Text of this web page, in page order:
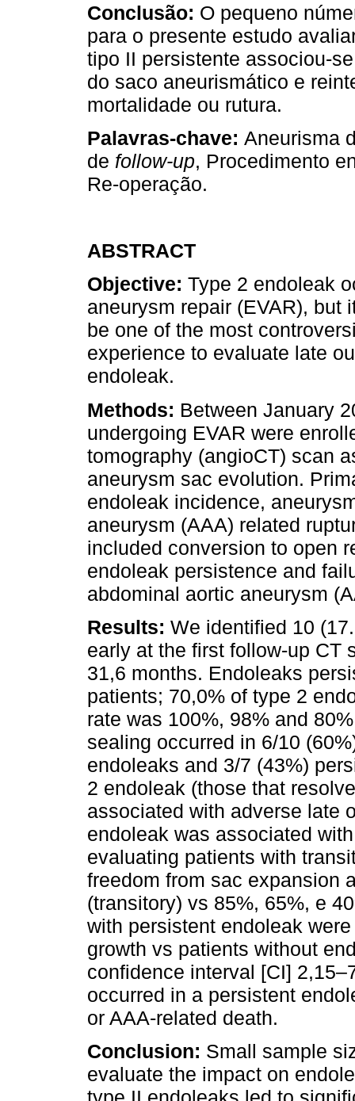
Conclusão: O pequeno
para o presente estudo
tipo II persistente associou-
do saco aneurismático e
mortalidade ou rutura.
Palavras-chave: Aneurisma
de follow-up, Procedimento
Re-operação.
ABSTRACT
Objective: Type 2 endoleak
aneurysm repair (EVAR), but
be one of the most
experience to evaluate late
endoleak.
Methods: Between January
undergoing EVAR were
tomography (angioCT) scan
aneurysm sac evolution.
endoleak incidence,
aneurysm (AAA) related
included conversion to open
endoleak persistence and
abdominal aortic aneurysm
Results: We identified 10
early at the first follow-up CT
31,6 months. Endoleaks
patients; 70,0% of type 2
rate was 100%, 98% and
sealing occurred in 6/10
endoleaks and 3/7 (43%)
2 endoleak (those that
associated with adverse late
endoleak was associated
evaluating patients with
freedom from sac expansion
(transitory) vs 85%, 65%, e
with persistent endoleak
growth vs patients without
confidence interval [CI]
occurred in a persistent
or AAA-related death.
Conclusion: Small sample
evaluate the impact on